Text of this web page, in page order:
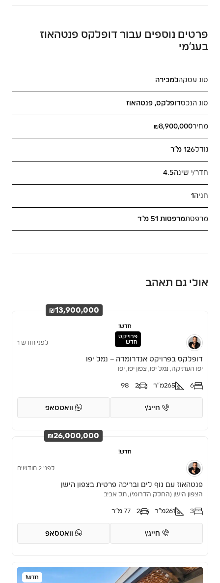
פרטים נוספים עבור דופלקס פנטהאוז
בעג’מי
סוג עסקהלמכירה
סוג הנכסדופלקס, פנטהאוז
מחיר₪8,900,000
גודל126 מ"ר
חדר/י שינה4.5
חניה 1
מרפסתמרפסות 51 מ"ר
אולי גם תאהב
חדש!
פרוייקט
חדש
₪13,900,000
לפני חודש 1
דופלקס בפרויקט אנדרומדה – נמל יפו
יפו העתיקה, נמל יפו, צפון יפו, יפו
6
265מ"ר 2
98
חייג/י וואטסאפ
חדש!
₪26,000,000
לפני 2 חודשים
פנטהאוז עם נוף לים ובריכה פרטית בצפון הישן
הצפון הישן (החלק הדרומי), תל אביב
3
261מ"ר 2 77 מ"ר
חייג/י וואטסאפ
חדש!